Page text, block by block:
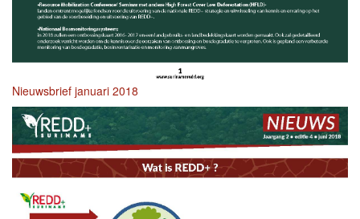
Nieuwsbrief januari 2018